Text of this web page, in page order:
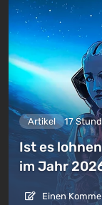
Artikel 17
Ist es
im Jahr
Einen